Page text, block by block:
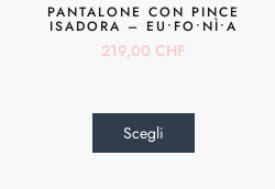
PANTALONE CON PINCE
ISADORA – EU•FO•NÌ•A
219,00 CHF
Scegli